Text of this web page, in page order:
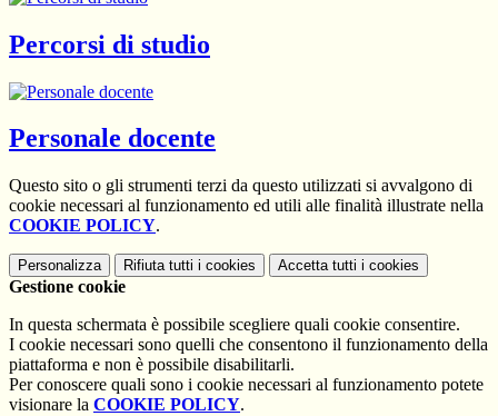
Percorsi di studio
Personale docente
Questo sito o gli strumenti terzi da questo utilizzati si avvalgono di
cookie necessari al funzionamento ed utili alle finalità illustrate nella
COOKIE POLICY.
Personalizza Rifiuta tutti i cookies Accetta tutti i cookies
Gestione cookie
In questa schermata è possibile scegliere quali cookie consentire.
I cookie necessari sono quelli che consentono il funzionamento della
piattaforma e non è possibile disabilitarli.
Per conoscere quali sono i cookie necessari al funzionamento potete
visionare la COOKIE POLICY.